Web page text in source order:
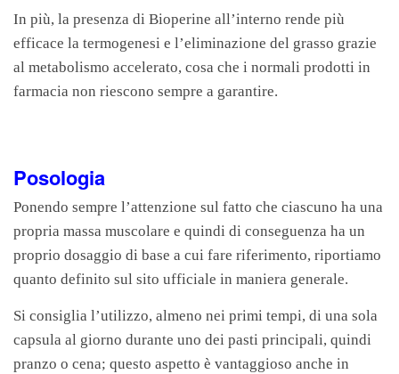
In più, la presenza di Bioperine all’interno rende più
efficace la termogenesi e l’eliminazione del grasso grazie
al metabolismo accelerato, cosa che i normali prodotti in
farmacia non riescono sempre a garantire.
Posologia
Ponendo sempre l’attenzione sul fatto che ciascuno ha una
propria massa muscolare e quindi di conseguenza ha un
proprio dosaggio di base a cui fare riferimento, riportiamo
quanto definito sul sito ufficiale in maniera generale.
Si consiglia l’utilizzo, almeno nei primi tempi, di una sola
capsula al giorno durante uno dei pasti principali, quindi
pranzo o cena; questo aspetto è vantaggioso anche in